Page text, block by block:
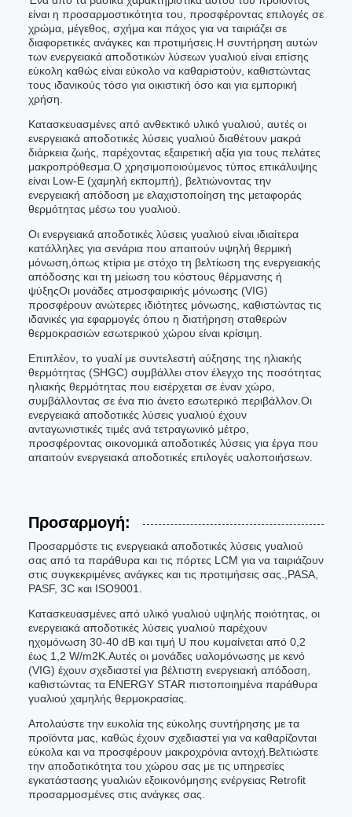
είναι η προσαρμοστικότητα του, προσφέροντας επιλογές σε
χρώμα, μέγεθος, σχήμα και πάχος για να ταιριάζει σε
διαφορετικές ανάγκες και προτιμήσεις.Η συντήρηση αυτών
των ενεργειακά αποδοτικών λύσεων γυαλιού είναι επίσης
εύκολη καθώς είναι εύκολο να καθαριστούν, καθιστώντας
τους ιδανικούς τόσο για οικιστική όσο και για εμπορική
χρήση.
Κατασκευασμένες από ανθεκτικό υλικό γυαλιού, αυτές οι
ενεργειακά αποδοτικές λύσεις γυαλιού διαθέτουν μακρά
διάρκεια ζωής, παρέχοντας εξαιρετική αξία για τους πελάτες
μακροπρόθεσμα.Ο χρησιμοποιούμενος τύπος επικάλυψης
είναι Low-E (χαμηλή εκπομπή), βελτιώνοντας την
ενεργειακή απόδοση με ελαχιστοποίηση της μεταφοράς
θερμότητας μέσω του γυαλιού.
Οι ενεργειακά αποδοτικές λύσεις γυαλιού είναι ιδιαίτερα
κατάλληλες για σενάρια που απαιτούν υψηλή θερμική
μόνωση,όπως κτίρια με στόχο τη βελτίωση της ενεργειακής
απόδοσης και τη μείωση του κόστους θέρμανσης ή
ψύξηςΟι μονάδες ατμοσφαιρικής μόνωσης (VIG)
προσφέρουν ανώτερες ιδιότητες μόνωσης, καθιστώντας τις
ιδανικές για εφαρμογές όπου η διατήρηση σταθερών
θερμοκρασιών εσωτερικού χώρου είναι κρίσιμη.
Επιπλέον, το γυαλί με συντελεστή αύξησης της ηλιακής
θερμότητας (SHGC) συμβάλλει στον έλεγχο της ποσότητας
ηλιακής θερμότητας που εισέρχεται σε έναν χώρο,
συμβάλλοντας σε ένα πιο άνετο εσωτερικό περιβάλλον.Οι
ενεργειακά αποδοτικές λύσεις γυαλιού έχουν
ανταγωνιστικές τιμές ανά τετραγωνικό μέτρο,
προσφέροντας οικονομικά αποδοτικές λύσεις για έργα που
απαιτούν ενεργειακά αποδοτικές επιλογές υαλοποιήσεων.
Προσαρμογή:
Προσαρμόστε τις ενεργειακά αποδοτικές λύσεις γυαλιού
σας από τα παράθυρα και τις πόρτες LCM για να ταιριάζουν
στις συγκεκριμένες ανάγκες και τις προτιμήσεις σας.,PASA,
PASF, 3C και ISO9001.
Κατασκευασμένες από υλικό γυαλιού υψηλής ποιότητας, οι
ενεργειακά αποδοτικές λύσεις γυαλιού παρέχουν
ηχομόνωση 30-40 dB και τιμή U που κυμαίνεται από 0,2
έως 1,2 W/m2K.Αυτές οι μονάδες υαλομόνωσης με κενό
(VIG) έχουν σχεδιαστεί για βέλτιστη ενεργειακή απόδοση,
καθιστώντας τα ENERGY STAR πιστοποιημένα παράθυρα
γυαλιού χαμηλής θερμοκρασίας.
Απολαύστε την ευκολία της εύκολης συντήρησης με τα
προϊόντα μας, καθώς έχουν σχεδιαστεί για να καθαρίζονται
εύκολα και να προσφέρουν μακροχρόνια αντοχή.Βελτιώστε
την αποδοτικότητα του χώρου σας με τις υπηρεσίες
εγκατάστασης γυαλιών εξοικονόμησης ενέργειας Retrofit
προσαρμοσμένες στις ανάγκες σας.